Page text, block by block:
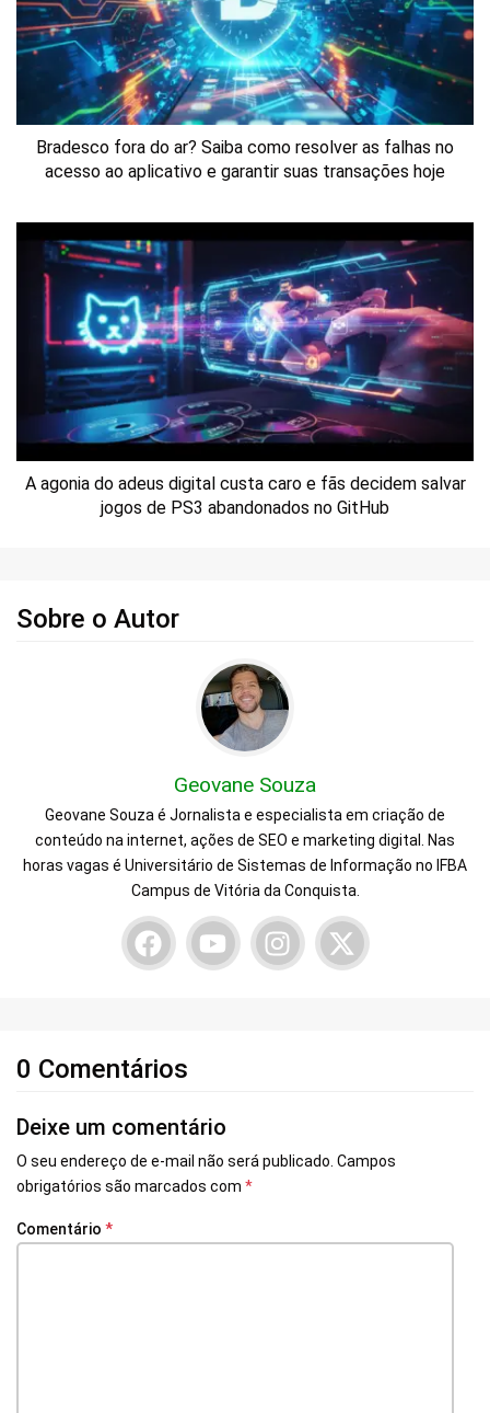
Bradesco fora do ar? Saiba como resolver as falhas no
acesso ao aplicativo e garantir suas transações hoje
A agonia do adeus digital custa caro e fãs decidem salvar
jogos de PS3 abandonados no GitHub
Sobre o Autor
Geovane Souza
Geovane Souza é Jornalista e especialista em criação de
conteúdo na internet, ações de SEO e marketing digital. Nas
horas vagas é Universitário de Sistemas de Informação no IFBA
Campus de Vitória da Conquista.
0 Comentários
Deixe um comentário
O seu endereço de e-mail não será publicado. Campos
obrigatórios são marcados com *
Comentário *